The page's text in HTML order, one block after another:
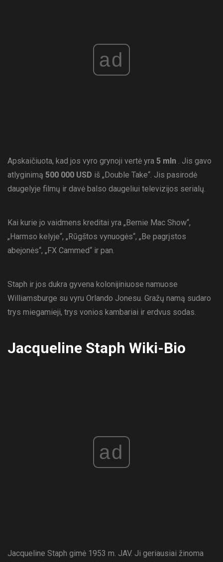
ad
Apskaičiuota, kad jos vyro grynoji vertė yra 5 mln . Jis gavo
atlyginimą 500 000 USD iš „Double Take“. Jis pasirodė
daugelyje filmų ir davė balso daugeliui televizijos serialų.
Kai kurie jo vaidmens kreditai yra „Bernie Mac Show“,
„Harmso kelyje“, „Rūgštos vynuogės“, „Be pagrįstos
abejonės“, „FX Cammed“ ir pan.
Staph ir jos dukra gyvena kolonijiniuose namuose
Williamsburge su vyru Orlando Jonesu. Gražų namą sudaro
trys miegamieji, trys vonios kambariai ir erdvus sodas.
Jacqueline Staph Wiki-Bio
ad
Jacqueline Staph gimė 1953 m. JAV. Ji geriausiai žinoma